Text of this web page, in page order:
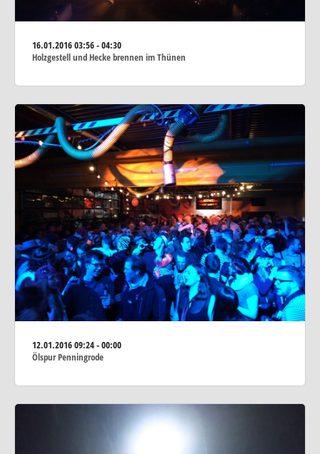
16.01.201603:56 - 04:30
Holzgestell und Hecke brennen im Thünen
12.01.201609:24 - 00:00
Ölspur Penningrode